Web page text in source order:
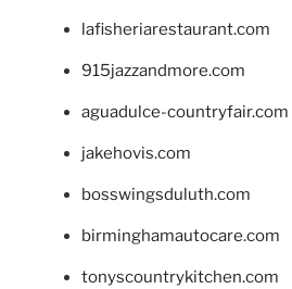
lafisheriarestaurant.com
915jazzandmore.com
aguadulce-countryfair.com
jakehovis.com
bosswingsduluth.com
birminghamautocare.com
tonyscountrykitchen.com